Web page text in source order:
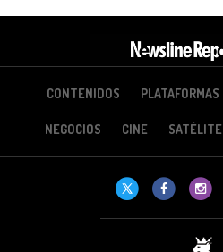
CONTENIDOS PLATAFORMAS
NEGOCIOS CINE SATÉLITE